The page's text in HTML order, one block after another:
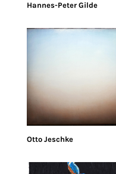
Hannes-Peter Gilde
Otto Jeschke